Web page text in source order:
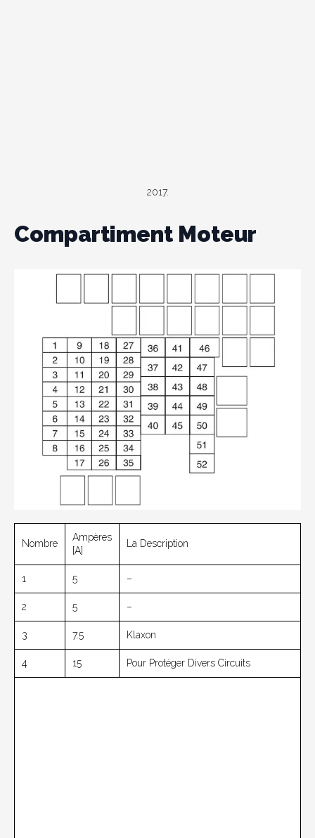
2017.
Compartiment Moteur
Nombre
Ampères
[A]
La Description
1 5 –
2 5 –
3 7.5 Klaxon
4 15 Pour Protéger Divers Circuits